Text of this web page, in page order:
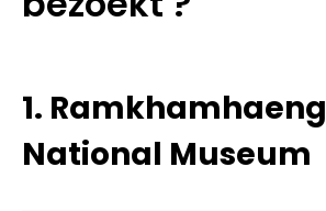
1. Ramkhamhaeng
National Museum